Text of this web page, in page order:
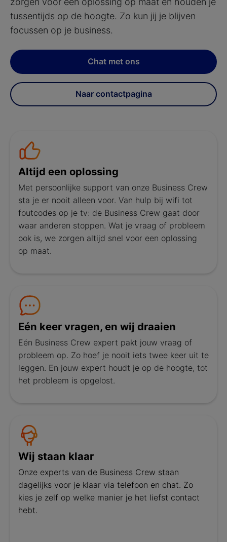
tussentijds op de hoogte. Zo kun jij je blijven
focussen op je business.
Chat met ons
Naar contactpagina
Altijd een oplossing
Met persoonlijke support van onze Business Crew
sta je er nooit alleen voor. Van hulp bij wifi tot
foutcodes op je tv: de Business Crew gaat door
waar anderen stoppen. Wat je vraag of probleem
ook is, we zorgen altijd snel voor een oplossing
op maat.
Eén keer vragen, en wij draaien
Eén Business Crew expert pakt jouw vraag of
probleem op. Zo hoef je nooit iets twee keer uit te
leggen. En jouw expert houdt je op de hoogte, tot
het probleem is opgelost.
Wij staan klaar
Onze experts van de Business Crew staan
dagelijks voor je klaar via telefoon en chat. Zo
kies je zelf op welke manier je het liefst contact
hebt.